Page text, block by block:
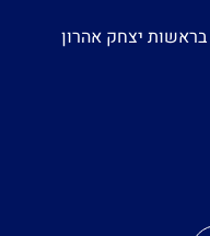
יצחק אהרון